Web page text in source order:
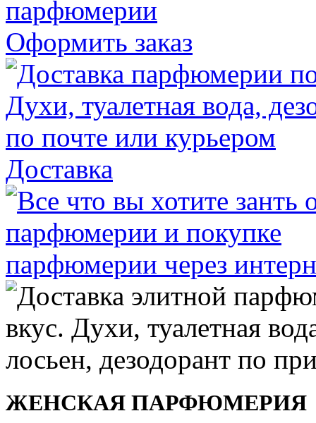
Оформить заказ
Доставка
ЖЕНСКАЯ ПАРФЮМЕРИЯ